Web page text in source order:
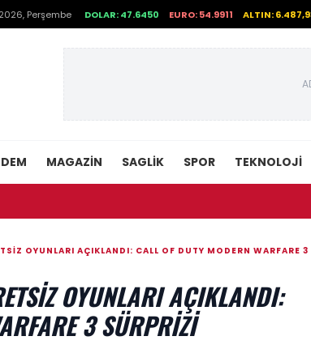
Perşembe DOLAR: 47.6450 EURO: 54.9911 ALTIN:
MAGAZIN SAGLIK SPOR TEKNOLOJI
•
OYUNLARI AÇIKLANDI: CALL OF DUTY MODERN WARFARE 3
OYUNLARI AÇIKLANDI:
3 SÜRPRIZI